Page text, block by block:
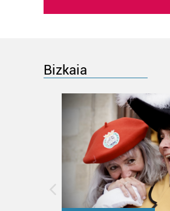
Bizkaia